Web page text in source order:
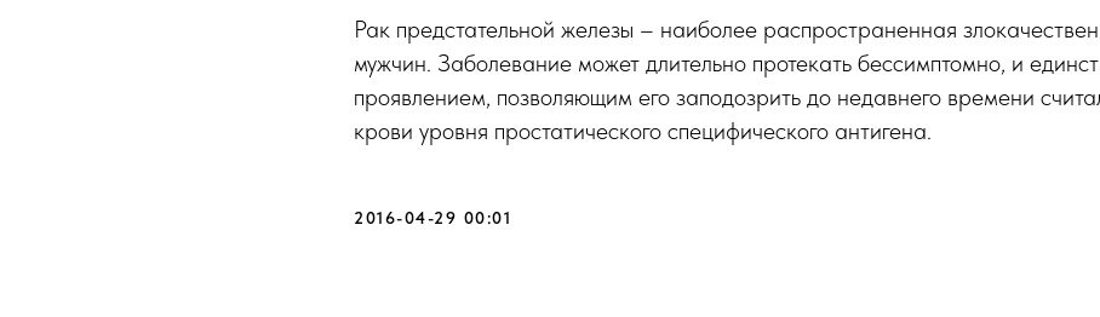
Рак предстательной железы – наиболее распространенная
мужчин. Заболевание может длительно протекать бессимптомно, и
проявлением, позволяющим его заподозрить до недавнего времени
крови уровня простатического специфического антигена.
2016-04-29 00:01